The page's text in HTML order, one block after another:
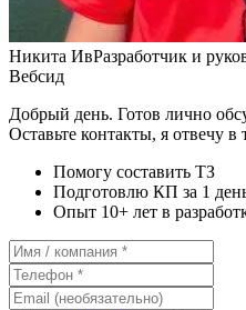
Никита ИвРазработчик и
Вебсид
Добрый день. Готов лично
Оставьте контакты, я отвечу в
Помогу составить ТЗ
Подготовлю КП за 1
Опыт 10+ лет в